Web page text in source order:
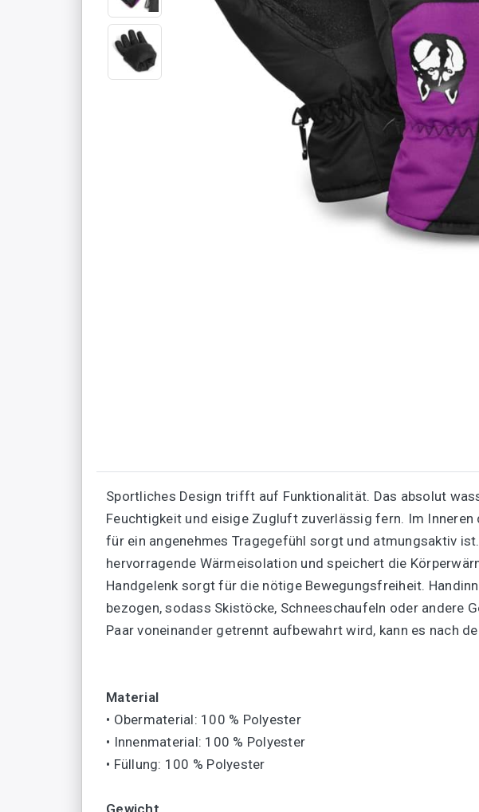
Sportliches Design trifft auf Funktionalität. Das absolut
Feuchtigkeit und eisige Zugluft zuverlässig fern. Im
für ein angenehmes Tragegefühl sorgt und atmungsaktiv
hervorragende Wärmeisolation und speichert die
Handgelenk sorgt für die nötige Bewegungsfreiheit.
bezogen, sodass Skistöcke, Schneeschaufeln oder andere
Paar voneinander getrennt aufbewahrt wird, kann es nach
Material
• Obermaterial: 100 % Polyester
• Innenmaterial: 100 % Polyester
• Füllung: 100 % Polyester